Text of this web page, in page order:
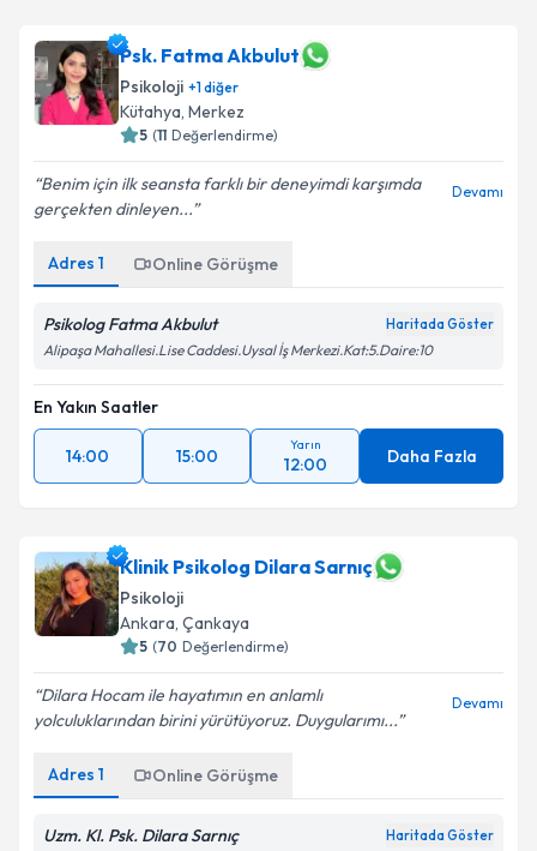
Psk. Fatma Akbulut
Psikoloji +1diğer
Kütahya, Merkez
5 (11 Değerlendirme)
Benim için ilk seansta farklı bir deneyimdi karşımda
gerçekten dinleyen...
Devamı
Adres 1 Online Görüşme
Psikolog Fatma Akbulut Haritada Göster
Alipaşa Mahallesi.Lise Caddesi.Uysal İş Merkezi.Kat:5.Daire:10
En Yakın Saatler
14:00 15:00
Yarın
12:00 Daha Fazla
Klinik Psikolog Dilara Sarnıç
Psikoloji
Ankara, Çankaya
5 (70 Değerlendirme)
Dilara Hocam ile hayatımın en anlamlı
yolculuklarından birini yürütüyoruz. Duygularımı...
Devamı
Adres 1 Online Görüşme
Uzm. Kl. Psk. Dilara Sarnıç Haritada Göster